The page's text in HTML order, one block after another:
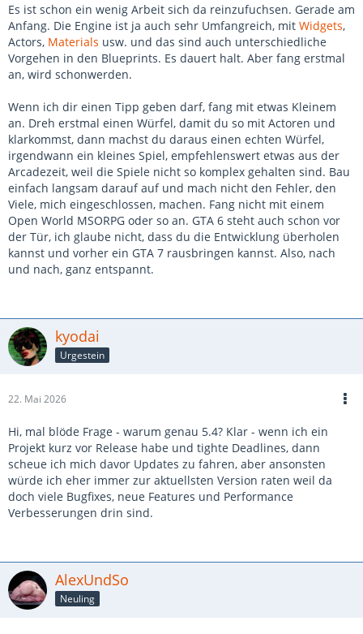
Es ist schon ein wenig Arbeit sich da reinzufuchsen. Gerade am
Anfang. Die Engine ist ja auch sehr Umfangreich, mit Widgets,
Actors, Materials usw. und das sind auch unterschiedliche
Vorgehen in den Blueprints. Es dauert halt. Aber fang erstmal
an, wird schonwerden.
Wenn ich dir einen Tipp geben darf, fang mit etwas Kleinem
an. Dreh erstmal einen Würfel, damit du so mit Actoren und
klarkommst, dann machst du daraus einen echten Würfel,
irgendwann ein kleines Spiel, empfehlenswert etwas aus der
Arcadezeit, weil die Spiele nicht so komplex gehalten sind. Bau
einfach langsam darauf auf und mach nicht den Fehler, den
Viele, mich eingeschlossen, machen. Fang nicht mit einem
Open World MSORPG oder so an. GTA 6 steht auch schon vor
der Tür, ich glaube nicht, dass du die Entwicklung überholen
kannst und vorher ein GTA 7 rausbringen kannst. Also, nach
und nach, ganz entspannt.
kyodai
Urgestein
22. Mai 2026
Hi, mal blöde Frage - warum genau 5.4? Klar - wenn ich ein
Projekt kurz vor Release habe und tighte Deadlines, dann
scheue ich mich davor Updates zu fahren, aber ansonsten
würde ich eher immer zur aktuellsten Version raten weil da
doch viele Bugfixes, neue Features und Performance
Verbesserungen drin sind.
AlexUndSo
Neuling